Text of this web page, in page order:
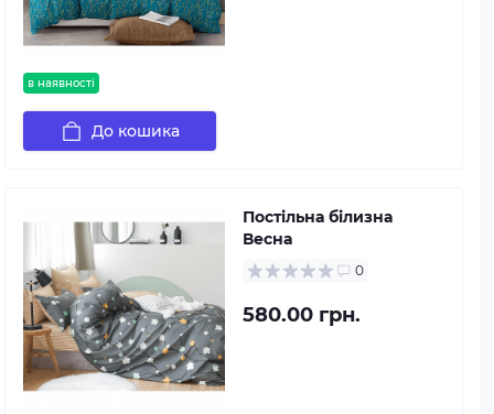
в наявності
До кошика
Постільна білизна
Весна
0
580.00 грн.